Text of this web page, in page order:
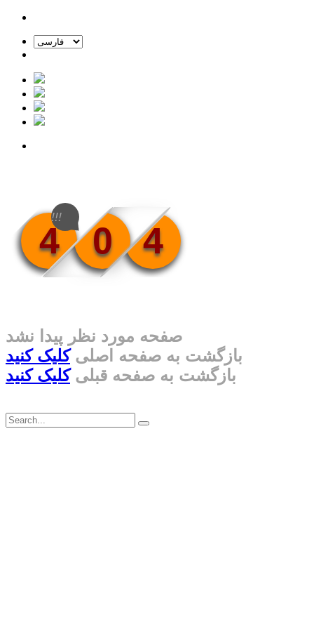
4 0 4
!!!
صفحه مورد نظر پیدا نشد
بازگشت به صفحه اصلیکلیک کنید
بازگشت به صفحه قبلیکلیک کنید